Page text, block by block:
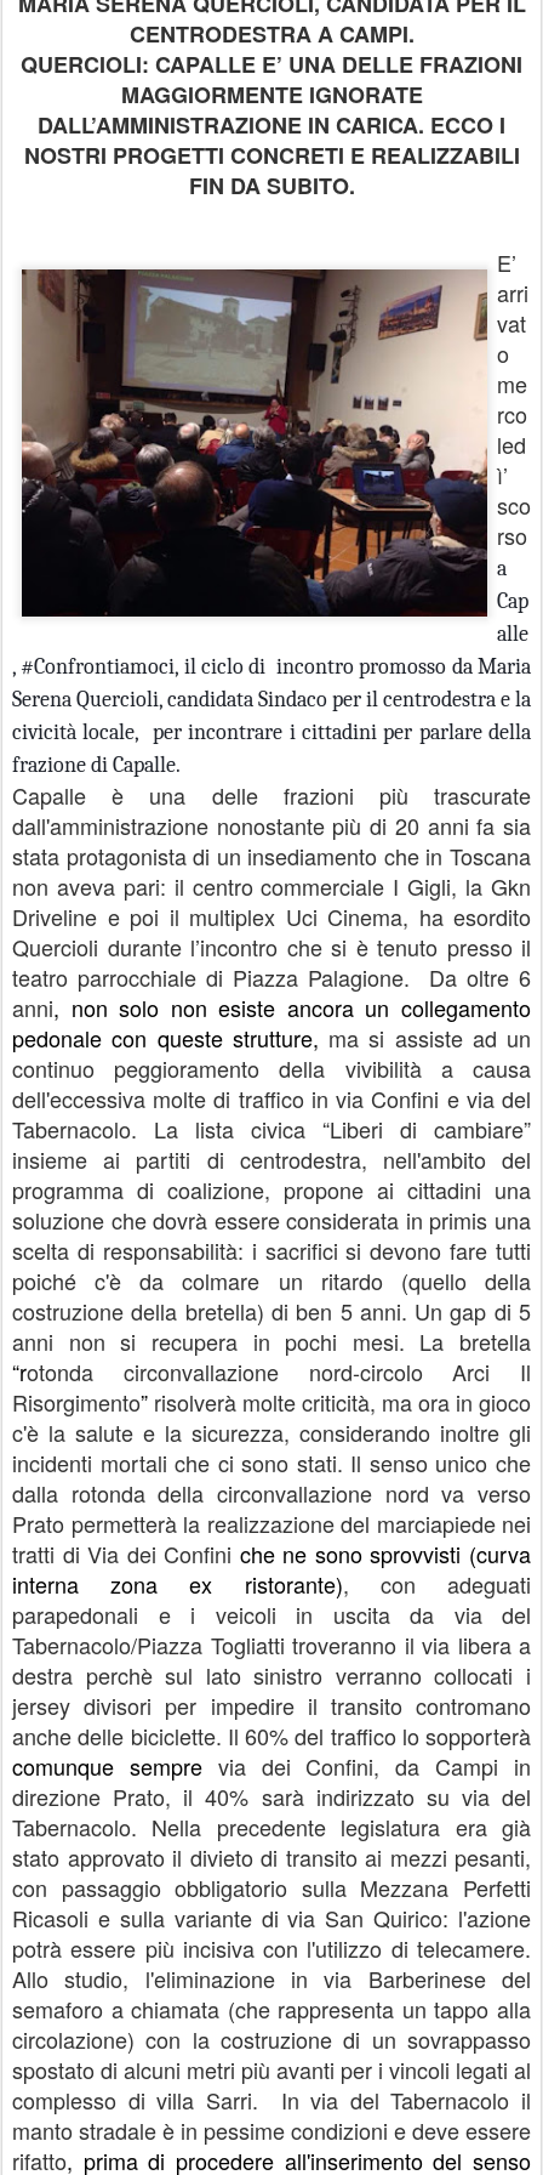
CENTRODESTRA A CAMPI.
QUERCIOLI: CAPALLE E’ UNA DELLE FRAZIONI
MAGGIORMENTE IGNORATE
DALL’AMMINISTRAZIONE IN CARICA. ECCO I
NOSTRI PROGETTI CONCRETI E REALIZZABILI
FIN DA SUBITO.
E’
arri
vat
o
me
rco
led
ì’
sco
rso
a
Cap
alle
, #Confrontiamoci, il ciclo di incontro promosso da Maria
Serena Quercioli, candidata Sindaco per il centrodestra e la
civicità locale, per incontrare i cittadini per parlare della
frazione di Capalle.
Capalle è una delle frazioni più trascurate
dall'amministrazione nonostante più di 20 anni fa sia
stata protagonista di un insediamento che in Toscana
non aveva pari: il centro commerciale I Gigli, la Gkn
Driveline e poi il multiplex Uci Cinema, ha esordito
Quercioli durante l’incontro che si è tenuto presso il
teatro parrocchiale di Piazza Palagione.
Da oltre 6
anni, non solo non esiste ancora un collegamento
pedonale con queste strutture, ma si assiste ad un
continuo peggioramento della vivibilità a causa
dell'eccessiva molte di traffico in via Confini e via del
Tabernacolo. La lista civica “Liberi di cambiare”
insieme ai partiti di centrodestra, nell'ambito del
programma di coalizione, propone ai cittadini una
soluzione che dovrà essere considerata in primis una
scelta di responsabilità: i sacrifici si devono fare tutti
poiché c'è da colmare un ritardo (quello della
costruzione della bretella) di ben 5 anni. Un gap di 5
anni non si recupera in pochi mesi. La bretella
“rotonda circonvallazione nord-circolo Arci Il
Risorgimento” risolverà molte criticità, ma ora in gioco
c'è la salute e la sicurezza, considerando inoltre gli
incidenti mortali che ci sono stati. Il senso unico che
dalla rotonda della circonvallazione nord va verso
Prato permetterà la realizzazione del marciapiede nei
tratti di Via dei Confini che ne sono sprovvisti (curva
interna zona ex ristorante), con adeguati
parapedonali e i veicoli in uscita da via del
Tabernacolo/Piazza Togliatti troveranno il via libera a
destra perchè sul lato sinistro verranno collocati i
jersey divisori per impedire il transito contromano
anche delle biciclette. Il 60% del traffico lo sopporterà
comunque sempre via dei Confini, da Campi in
direzione Prato, il 40% sarà indirizzato su via del
Tabernacolo. Nella precedente legislatura era già
stato approvato il divieto di transito ai mezzi pesanti,
con passaggio obbligatorio sulla Mezzana Perfetti
Ricasoli e sulla variante di via San Quirico: l'azione
potrà essere più incisiva con l'utilizzo di telecamere.
Allo studio, l'eliminazione in via Barberinese del
semaforo a chiamata (che rappresenta un tappo alla
circolazione) con la costruzione di un sovrappasso
spostato di alcuni metri più avanti per i vincoli legati al
complesso di villa Sarri.
In via del Tabernacolo il
manto stradale è in pessime condizioni e deve essere
rifatto, prima di procedere all'inserimento del senso